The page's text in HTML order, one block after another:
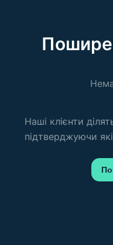
Наші клієнти
підтверджуючи